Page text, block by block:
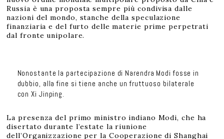
Russia è una proposta sempre più condivisa dalle
nazioni del mondo, stanche della speculazione
finanziaria e del furto delle materie prime perpetrati
dal fronte unipolare.
Nonostante la partecipazione di Narendra Modi fosse in
dubbio, alla fine si tiene anche un fruttuoso bilaterale
con Xi Jinping.
La presenza del primo ministro indiano Modi, che ha
disertato durante l’estate la riunione
dell’Organizzazione per la Cooperazione di Shanghai